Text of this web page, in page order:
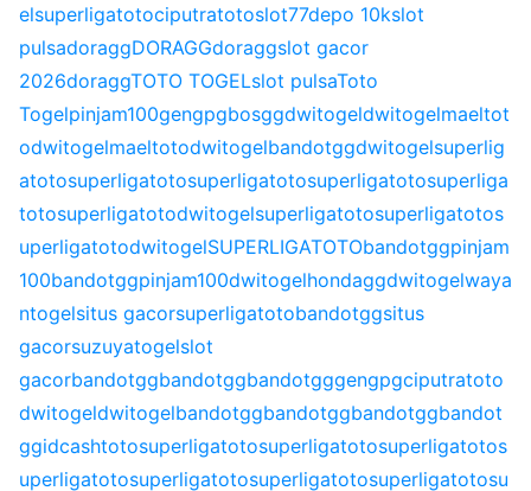
elsuperligatotociputratotoslot77depo 10kslot
pulsadoraggDORAGGdoraggslot gacor
2026doraggTOTO TOGELslot pulsaToto
Togelpinjam100gengpgbosggdwitogeldwitogelmaeltot
odwitogelmaeltotodwitogelbandotggdwitogelsuperlig
atotosuperligatotosuperligatotosuperligatotosuperliga
totosuperligatotodwitogelsuperligatotosuperligatotos
uperligatotodwitogelSUPERLIGATOTObandotggpinjam
100bandotggpinjam100dwitogelhondaggdwitogelwaya
ntogelsitus gacorsuperligatotobandotggsitus
gacorsuzuyatogelslot
gacorbandotggbandotggbandotgggengpgciputratoto
dwitogeldwitogelbandotggbandotggbandotggbandot
ggidcashtotosuperligatotosuperligatotosuperligatotos
uperligatotosuperligatotosuperligatotosuperligatotosu